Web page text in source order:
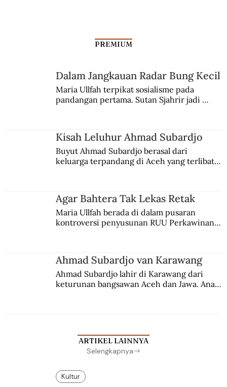
Kisah Leluhur Ahmad Subardjo
PREMIUM
Dalam Jangkauan Radar Bung Kecil
Maria Ullfah terpikat sosialisme pada
pandangan pertama. Sutan Sjahrir jadi
Kisah Leluhur Ahmad Subardjo
Buyut Ahmad Subardjo berasal dari
keluarga terpandang di Aceh yang terlibat
Agar Bahtera Tak Lekas Retak
Maria Ullfah berada di dalam pusaran
kontroversi penyusunan RUU Perkawinan.
Ahmad Subardjo van Karawang
Ahmad Subardjo lahir di Karawang dari
keturunan bangsawan Aceh dan Jawa. Anak
ARTIKEL LAINNYA
Selengkapnya
Kultur